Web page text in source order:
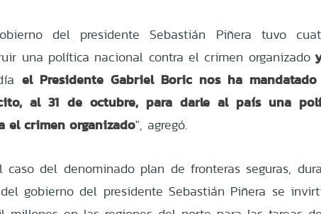
del presidente Sebastián Piñera tuvo
una política nacional contra el crimen organizado
el Presidente Gabriel Boric nos ha
al 31 de octubre, para darle al país una
el crimen organizado", agregó.
caso del denominado plan de fronteras seguras,
gobierno del presidente Sebastián Piñera se